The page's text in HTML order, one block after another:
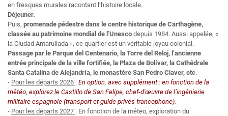
en fresques murales racontant l’histoire locale.
Déjeuner.
Puis, promenade pédestre dans le centre historique de Carthagène,
classée au patrimoine mondial de l’Unesco depuis 1984. Aussi appelée, «
la Ciudad Amarullada », ce quartier est un véritable joyau colonial.
Passage par le Parque del Centenario, la Torre del Reloj, l’ancienne
entrée principale de la ville fortifiée, la Plaza de Bolívar, la Cathédrale
Santa Catalina de Alejandría, le monastère San Pedro Claver, etc.
- Pour les départs 2026 : En option, avec supplément : en fonction de la
météo, explorez le Castillo de San Felipe, chef-d'œuvre de l’ingénierie
militaire espagnole (transport et guide privés francophone).
- Pour les départs 2027 : En fonction de la méteo, exploration du